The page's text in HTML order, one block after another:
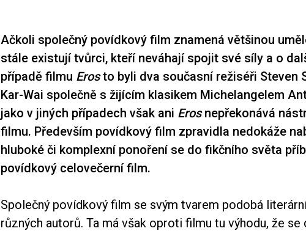
Ačkoli společný povídkový film znamená většinou
stále existují tvůrci, kteří neváhají spojit své síly a o
případě filmu Erosto byli dva současní režiséři Steven
Kar-Wai společně s žijícím klasikem Michelangelem
jako v jiných případech však ani Erosnepřekonává
filmu. Především povídkový film zpravidla nedokáže
hluboké či komplexní ponoření se do fikčního světa
povídkový celovečerní film.
Společný povídkový film se svým tvarem podobá
různých autorů. Ta má však oproti filmu tu výhodu, že se